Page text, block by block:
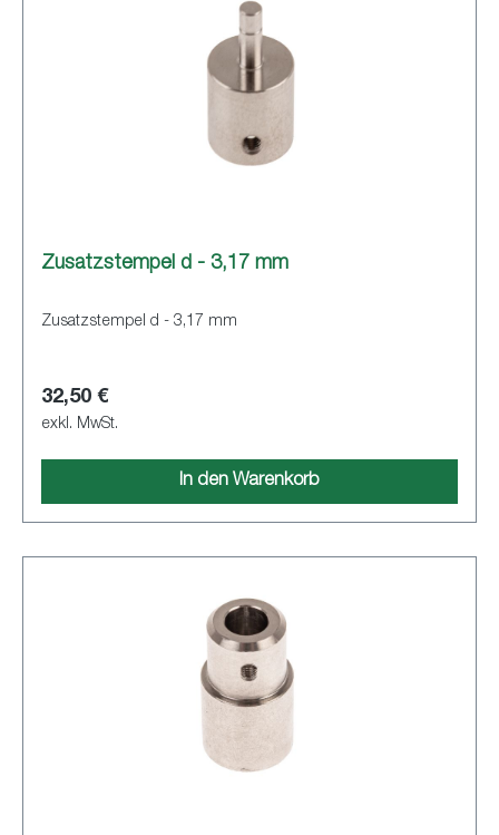
Zusatzstempel d - 3,17 mm
Zusatzstempel d - 3,17 mm
32,50 €
exkl. MwSt.
In den Warenkorb